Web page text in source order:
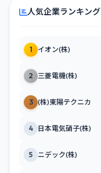
人気企業ランキング
1 イオン(株)
2 三菱電機(株)
3 (株)東陽テクニカ
4 日本電気硝子(株)
5 ニデック(株)